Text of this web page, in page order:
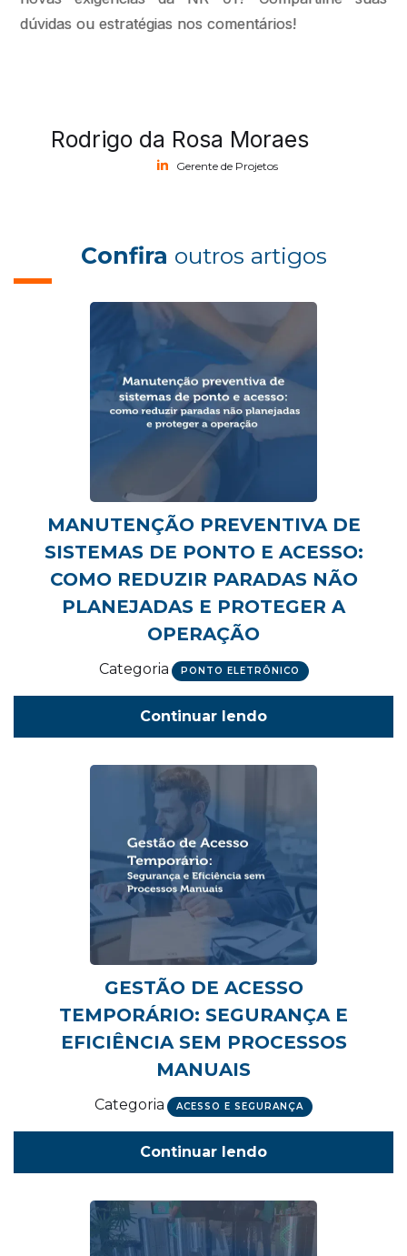
dúvidas ou estratégias nos comentários!
Rodrigo da Rosa Moraes
Gerente de Projetos
Confira outros artigos
MANUTENÇÃO PREVENTIVA DE
SISTEMAS DE PONTO E ACESSO:
COMO REDUZIR PARADAS NÃO
PLANEJADAS E PROTEGER A
OPERAÇÃO
Categoria PONTO ELETRÔNICO
Continuar lendo
GESTÃO DE ACESSO
TEMPORÁRIO: SEGURANÇA E
EFICIÊNCIA SEM PROCESSOS
MANUAIS
Categoria ACESSO E SEGURANÇA
Continuar lendo